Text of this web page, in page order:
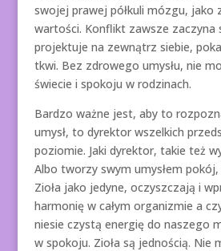
swojej prawej półkuli mózgu, jako
wartości. Konflikt zawsze zaczyna
projektuje na zewnątrz siebie,
tkwi. Bez zdrowego umysłu, nie
świecie i spokoju w rodzinach.
Bardzo ważne jest, aby to
umysł, to dyrektor wszelkich
poziomie. Jaki dyrektor, takie też
Albo tworzy swym umysłem
Zioła jako jedyne, oczyszczają i
harmonię w całym organizmie a
niesie czystą energię do naszego
w spokoju. Zioła są jednością. Nie